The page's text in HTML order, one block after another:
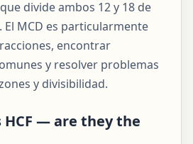
divide ambos 12 y 18 de
MCD es particularmente
encontrar
y resolver problemas
y divisibilidad.
HCF — are they the